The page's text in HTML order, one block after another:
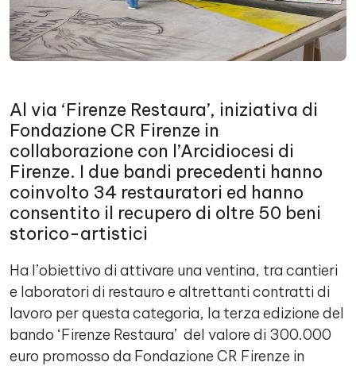
Al via ‘Firenze Restaura’, iniziativa di
Fondazione CR Firenze in
collaborazione con l’Arcidiocesi di
Firenze. I due bandi precedenti hanno
coinvolto 34 restauratori ed hanno
consentito il recupero di oltre 50 beni
storico-artistici
Ha l’obiettivo di attivare una ventina, tra cantieri
e laboratori di restauro e altrettanti contratti di
lavoro per questa categoria, la terza edizione del
bando ‘Firenze Restaura’ del valore di 300.000
euro promosso da Fondazione CR Firenze in